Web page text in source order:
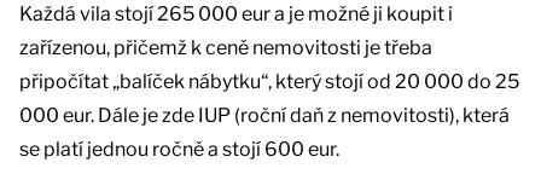
Každá vila stojí 265 000 eur a je možné ji koupit i
zařízenou, přičemž k ceně nemovitosti je třeba
připočítat „balíček nábytku“, který stojí od 20 000 do 25
000 eur. Dále je zde IUP (roční daň z nemovitosti), která
se platí jednou ročně a stojí 600 eur.